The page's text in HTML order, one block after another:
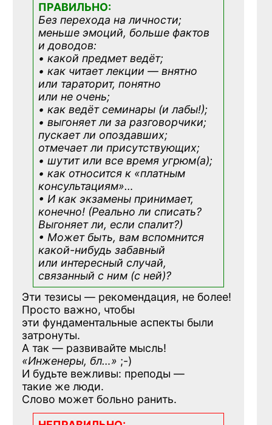
ПРАВИЛЬНО:
Без перехода на личности;
меньше эмоций, больше фактов
и доводов:
• какой предмет ведёт;
• как читает лекции — внятно
или тараторит, понятно
или не очень;
• как ведёт семинары (и лабы!);
• выгоняет ли за разговорчики;
пускает ли опоздавших;
отмечает ли присутствующих;
• шутит или все время угрюм(а);
• как относится к «платным
консультациям»…
• И как экзамены принимает,
конечно! (Реально ли списать?
Выгоняет ли, если спалит?)
• Может быть, вам вспомнится
какой-нибудь забавный
или интересный случай,
связанный с ним (с ней)?
Эти тезисы — рекомендация, не более!
Просто важно, чтобы
эти фундаментальные аспекты были
затронуты.
А так — развивайте мысль!
«Инженеры, бл…» ;-)
И будьте вежливы: преподы —
такие же люди.
Слово может больно ранить.